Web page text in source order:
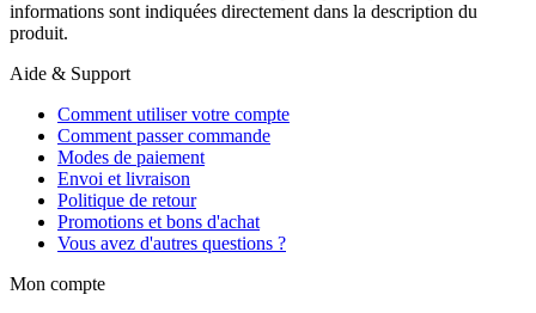
informations sont indiquées directement dans la description du
produit.
Aide & Support
Comment utiliser votre compte
Comment passer commande
Modes de paiement
Envoi et livraison
Politique de retour
Promotions et bons d'achat
Vous avez d'autres questions ?
Mon compte